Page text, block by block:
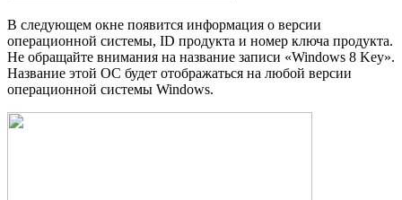
В следующем окне появится информация о версии
операционной системы, ID продукта и номер ключа продукта.
Не обращайте внимания на название записи «Windows 8 Key».
Название этой ОС будет отображаться на любой версии
операционной системы Windows.